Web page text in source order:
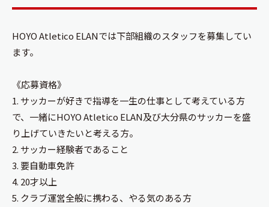
HOYO Atletico ELANでは下部組織のスタッフを募集してい
ます。
《応募資格》
1. サッカーが好きで指導を一生の仕事として考えている方
で、一緒にHOYO Atletico ELAN及び大分県のサッカーを盛
り上げていきたいと考える方。
2. サッカー経験者であること
3. 要自動車免許
4. 20才以上
5. クラブ運営全般に携わる、やる気のある方